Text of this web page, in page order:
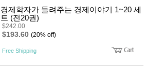
경제학자가 들려주는 경제이야기 1~20 세
트 (전20권)
$242.00
$193.60 (20% off)
Free Shipping